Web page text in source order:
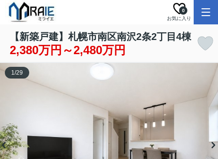
お気に入り
0
【新築戸建】札幌市南区南沢2条2丁目4棟
2,380万円～2,480万円
1/29